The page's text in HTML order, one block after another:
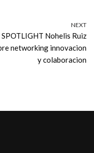
NEXT
SPOTLIGHT Nohelis Ruiz
networking innovacion
y colaboracion